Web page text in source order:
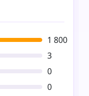
1 800
3
0
0